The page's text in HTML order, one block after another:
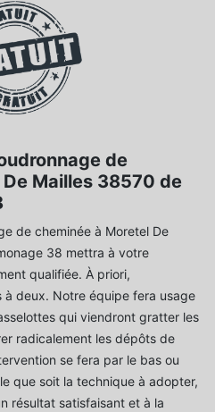
de
Mailles 38570 de
de cheminée à Moretel De
38 mettra à votre
qualifiée. À priori,
à deux. Notre équipe fera usage
qui viendront gratter les
radicalement les dépôts de
se fera par le bas ou
que soit la technique à adopter,
résultat satisfaisant et à la